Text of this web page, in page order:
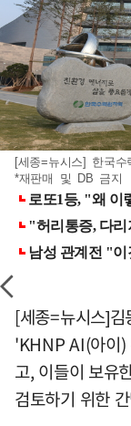
[세종=뉴시스] 한국
*재판매 및 DB 금지
[세종=뉴시스]
'KHNP AI(아이)
고, 이들이 보유
검토하기 위한